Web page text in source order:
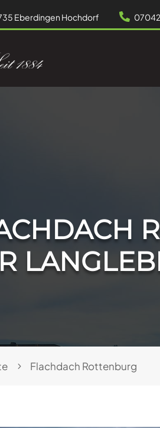
Eberdingen Hochdorf  07042
Flachdach Rottenburg